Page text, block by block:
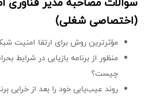
(اختصاصی شغلی)
مؤثرترین روش برای ارتقا امنیت
چیست؟
روند عیب‌یابی خود را بعد از خرابی